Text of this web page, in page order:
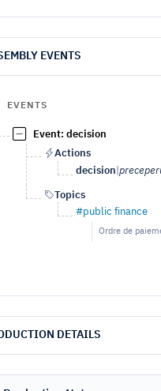
EVENTS
EVENTS
Event: decision
Actions
decision
Topics
#public finance
Ordre de
DETAILS